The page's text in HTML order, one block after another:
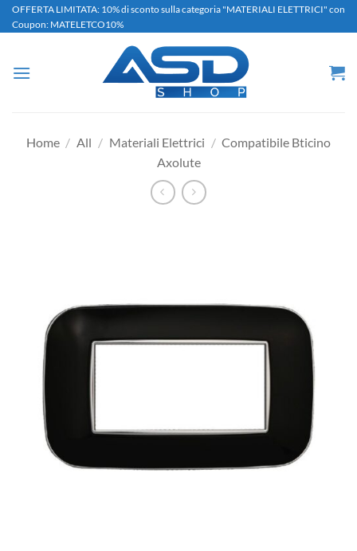
Salta
ai
OFFERTA LIMITATA: 10% di sconto sulla categoria "MATERIALI ELETTRICI" con
Coupon: MATELETCO10%
Home / All / Materiali Elettrici / Compatibile Bticino
Axolute